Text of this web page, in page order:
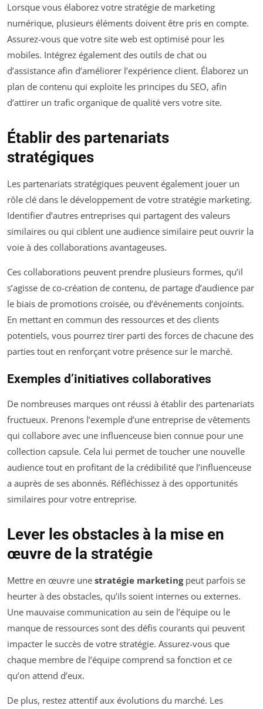
Lorsque vous élaborez votre stratégie de marketing
numérique, plusieurs éléments doivent être pris en compte.
Assurez-vous que votre site web est optimisé pour les
mobiles. Intégrez également des outils de chat ou
d’assistance afin d’améliorer l’expérience client. Élaborez un
plan de contenu qui exploite les principes du SEO, afin
d’attirer un trafic organique de qualité vers votre site.
Établir des partenariats
stratégiques
Les partenariats stratégiques peuvent également jouer un
rôle clé dans le développement de votre stratégie marketing.
Identifier d’autres entreprises qui partagent des valeurs
similaires ou qui ciblent une audience similaire peut ouvrir la
voie à des collaborations avantageuses.
Ces collaborations peuvent prendre plusieurs formes, qu’il
s’agisse de co-création de contenu, de partage d’audience par
le biais de promotions croisée, ou d’événements conjoints.
En mettant en commun des ressources et des clients
potentiels, vous pourrez tirer parti des forces de chacune des
parties tout en renforçant votre présence sur le marché.
Exemples d’initiatives collaboratives
De nombreuses marques ont réussi à établir des partenariats
fructueux. Prenons l’exemple d’une entreprise de vêtements
qui collabore avec une influenceuse bien connue pour une
collection capsule. Cela lui permet de toucher une nouvelle
audience tout en profitant de la crédibilité que l’influenceuse
a auprès de ses abonnés. Réfléchissez à des opportunités
similaires pour votre entreprise.
Lever les obstacles à la mise en
œuvre de la stratégie
Mettre en œuvre une stratégie marketingpeut parfois se
heurter à des obstacles, qu’ils soient internes ou externes.
Une mauvaise communication au sein de l’équipe ou le
manque de ressources sont des défis courants qui peuvent
impacter le succès de votre stratégie. Assurez-vous que
chaque membre de l’équipe comprend sa fonction et ce
qu’on attend d’eux.
De plus, restez attentif aux évolutions du marché. Les